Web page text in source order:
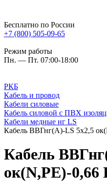
Бесплатно по России
+7 (800) 505-09-65
Режим работы
Пн. — Пт. 07:00-18:00
РКБ
Кабель и провод
Кабели силовые
Кабель силовой с ПВХ
Кабели медные нг LS
Кабель ВВГнг(A)-LS 5х2,5
Кабель
ок(N,PE)-0,66